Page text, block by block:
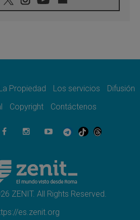
guerra desfigura el mundo, solo la
al servicio del Evangelio
2026, dar voz a las religiosas en el
un proyecto de empoderamiento
oficial del Viaje Apostólico del
XIV a Francia
La Propiedad Los servicios
Difusión
Copyright Contáctenos
ZENIT. All Rights Reserved.
es.zenit.org